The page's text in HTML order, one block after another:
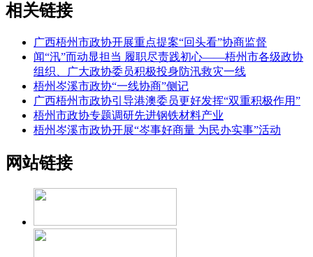
相关链接
广西梧州市政协开展重点提案“回头看”协商监督
闻“汛”而动显担当 履职尽责践初心——梧州市各级政协
组织、广大政协委员积极投身防汛救灾一线
梧州岑溪市政协“一线协商”侧记
广西梧州市政协引导港澳委员更好发挥“双重积极作用”
梧州市政协专题调研先进钢铁材料产业
梧州岑溪市政协开展“岑事好商量 为民办实事”活动
网站链接